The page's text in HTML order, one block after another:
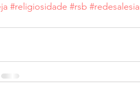
#religiosidade #rsb